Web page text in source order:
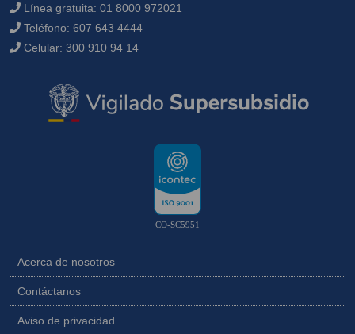
Línea gratuita: 01 8000 972021
Teléfono: 607 643 4444
Celular: 300 910 94 14
CO-SC5951
Acerca de nosotros
Contáctanos
Aviso de privacidad